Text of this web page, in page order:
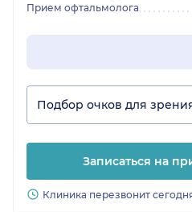
Прием офтальмолога
Подбор очков для
Записаться на
Клиника перезвонит